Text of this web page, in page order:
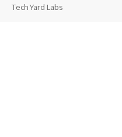
Tech Yard Labs